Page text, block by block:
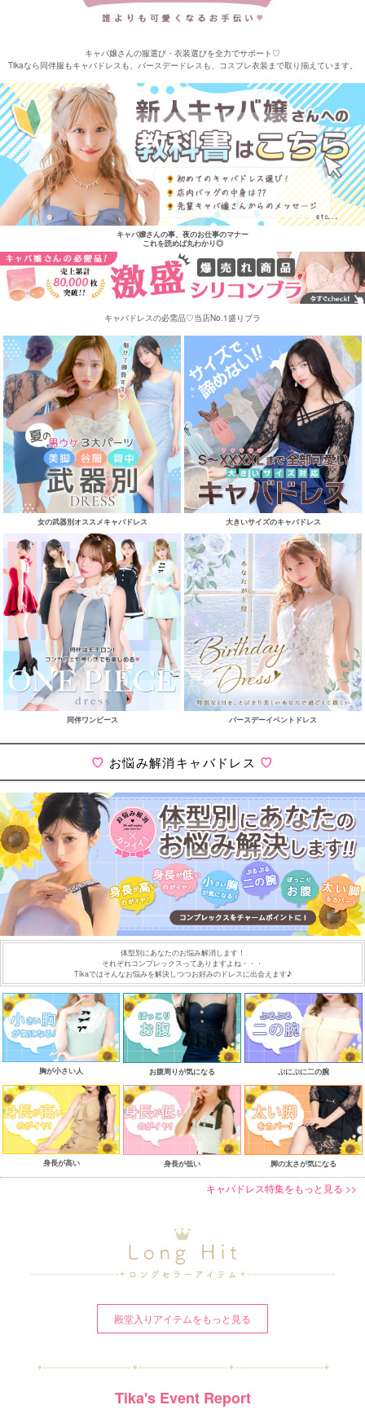
キャバ嬢さんの服選び・衣装選びを全力でサポート♡
Tikaなら同伴服もキャバドレスも、バースデードレスも、コスプレ衣装まで取り揃えています。
キャバ嬢さんの事、夜のお仕事のマナー
これを読めば丸わかり◎
キャバドレスの必需品♡当店No.1盛りブラ
女の武器別オススメキャバドレス 大きいサイズのキャバドレス
同伴ワンピース バースデーイベントドレス
♡ お悩み解消キャバドレス ♡
体型別にあなたのお悩み解消します！
それぞれコンプレックスってありますよね・・・
Tikaではそんなお悩みを解決しつつお好みのドレスに出会えます♪
胸が小さい人 お腹周りが気になる ぷにぷに二の腕
身長が高い 身長が低い 脚の太さが気になる
キャバドレス特集をもっと見る >>
殿堂入りアイテムをもっと見る
Tika's Event Report